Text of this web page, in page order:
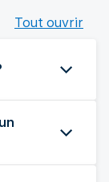
Tout ouvrir